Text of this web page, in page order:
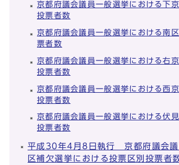
京都府議会議員一般選挙における下
投票者数
京都府議会議員一般選挙における南
票者数
京都府議会議員一般選挙における右
投票者数
京都府議会議員一般選挙における西
投票者数
京都府議会議員一般選挙における伏
投票者数
平成30年4月8日執行 京都府議会議
区補欠選挙における投票区別投票者